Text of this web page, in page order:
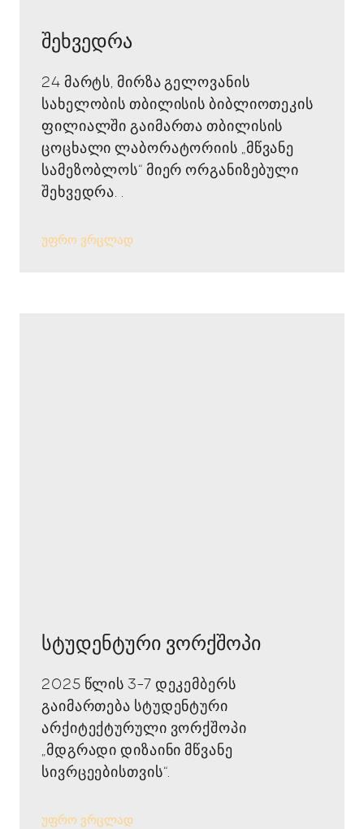
შეხვედრა
24 მარტს, მირზა გელოვანის
სახელობის თბილისის ბიბლიოთეკის
ფილიალში გაიმართა თბილისის
ცოცხალი ლაბორატორიის „მწვანე
სამეზობლოს“ მიერ ორგანიზებული
შეხვედრა. .
უფრო ვრცლად
სტუდენტური ვორქშოპი
2025 წლის 3-7 დეკემბერს
გაიმართება სტუდენტური
არქიტექტურული ვორქშოპი
„მდგრადი დიზაინი მწვანე
სივრცეებისთვის“.
უფრო ვრცლად